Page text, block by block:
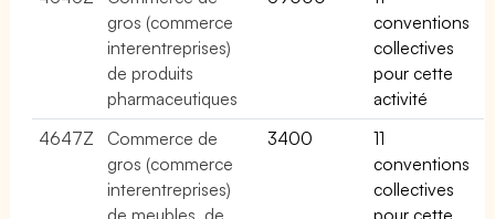
gros (commerce
interentreprises)
de produits
pharmaceutiques
conventions
collectives
pour cette
activité
4647Z
Commerce de
gros (commerce
interentreprises)
de meubles, de
3400
11
conventions
collectives
pour cette